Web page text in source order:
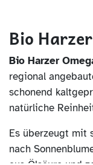
Bio
Bio Harzer
regional
schonend
natürliche
Es überzeugt mit
nach